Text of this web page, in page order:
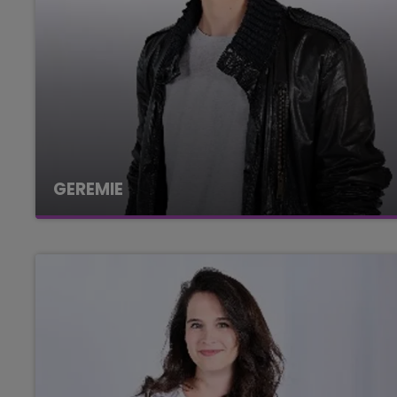
GEREMIE